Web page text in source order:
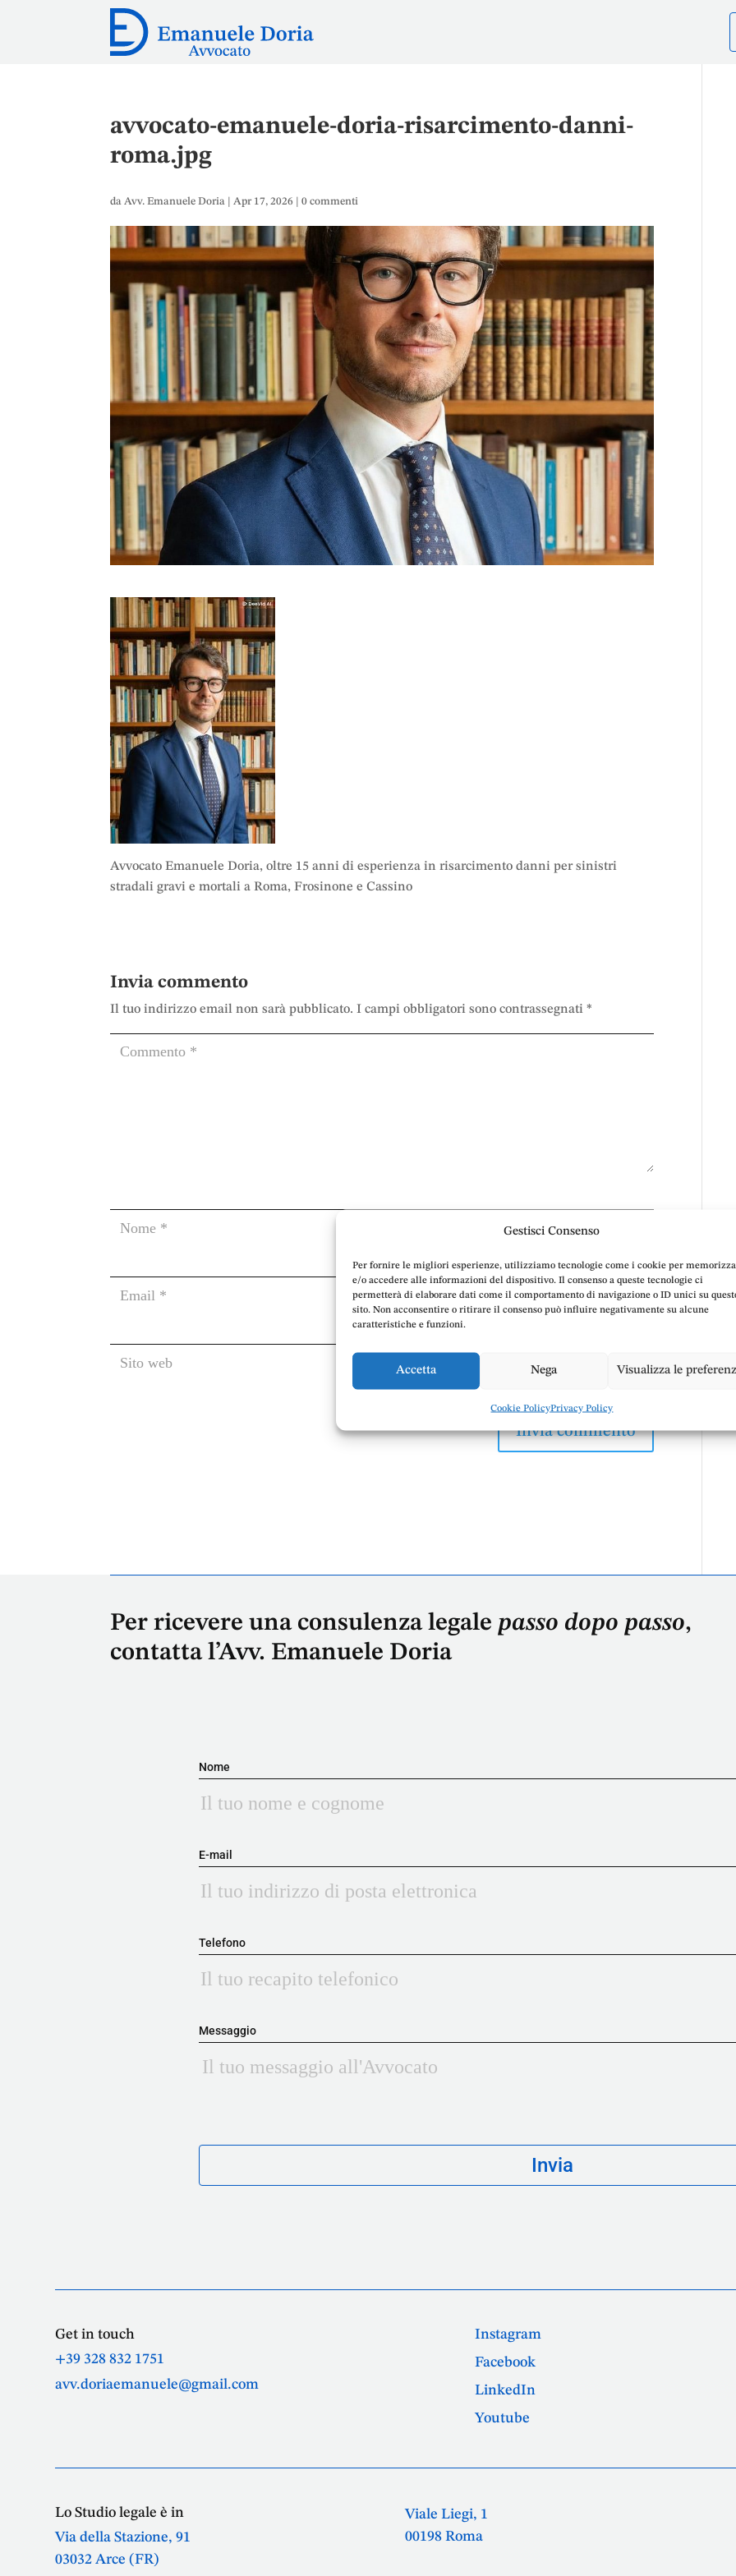
Gestisci Consenso
Per fornire le migliori esperienze, utilizziamo tecnologie come i cookie per
e/o accedere alle informazioni del dispositivo. Il consenso a queste tecnologie ci
permetterà di elaborare dati come il comportamento di navigazione o ID unici su
sito. Non acconsentire o ritirare il consenso può influire negativamente su alcune
caratteristiche e funzioni.
Accetta Nega Visualizza le
Cookie PolicyPrivacy Policy
avvocato-emanuele-doria-risarcimento-danni-
roma.jpg
daAvv. Emanuele Doria |Apr 17, 2026 |0 commenti
Avvocato Emanuele Doria, oltre 15 anni di esperienza in risarcimento danni per sinistri
stradali gravi e mortali a Roma, Frosinone e Cassino
Invia commento
Il tuo indirizzo email non sarà pubblicato. I campi obbligatori sono contrassegnati*
Per ricevere una consulenza legale passo dopo passo,
contatta l’Avv. Emanuele Doria
Nome
E-mail
Telefono
Messaggio
Get in touch
+39 328 832 1751
avv.doriaemanuele@gmail.com
Instagram
Facebook
LinkedIn
Youtube
Lo Studio legale è in
Via della Stazione, 91
03032 Arce (FR)
Viale Liegi, 1
00198 Roma